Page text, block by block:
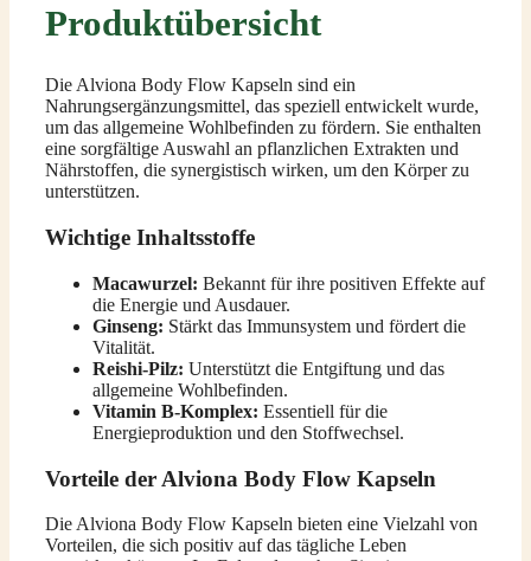
Produktübersicht
Die Alviona Body Flow Kapseln sind ein
Nahrungsergänzungsmittel, das speziell entwickelt wurde,
um das allgemeine Wohlbefinden zu fördern. Sie enthalten
eine sorgfältige Auswahl an pflanzlichen Extrakten und
Nährstoffen, die synergistisch wirken, um den Körper zu
unterstützen.
Wichtige Inhaltsstoffe
Macawurzel: Bekannt für ihre positiven Effekte auf
die Energie und Ausdauer.
Ginseng: Stärkt das Immunsystem und fördert die
Vitalität.
Reishi-Pilz: Unterstützt die Entgiftung und das
allgemeine Wohlbefinden.
Vitamin B-Komplex: Essentiell für die
Energieproduktion und den Stoffwechsel.
Vorteile der Alviona Body Flow Kapseln
Die Alviona Body Flow Kapseln bieten eine Vielzahl von
Vorteilen, die sich positiv auf das tägliche Leben